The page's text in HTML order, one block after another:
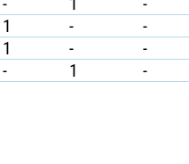
1 - -
1 - -
- 1 -